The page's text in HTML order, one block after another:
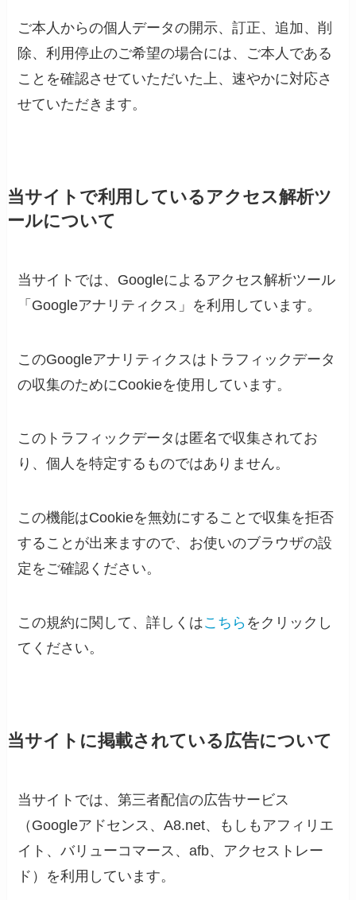
ご本人からの個人データの開示、訂正、追加、削
除、利用停止のご希望の場合には、ご本人である
ことを確認させていただいた上、速やかに対応さ
せていただきます。
当サイトで利用しているアクセス解析ツ
ールについて
当サイトでは、Googleによるアクセス解析ツール
「Googleアナリティクス」を利用しています。
このGoogleアナリティクスはトラフィックデータ
の収集のためにCookieを使用しています。
このトラフィックデータは匿名で収集されてお
り、個人を特定するものではありません。
この機能はCookieを無効にすることで収集を拒否
することが出来ますので、お使いのブラウザの設
定をご確認ください。
この規約に関して、詳しくはこちら をクリックし
てください。
当サイトに掲載されている広告について
当サイトでは、第三者配信の広告サービス
（Googleアドセンス、A8.net、もしもアフィリエ
イト、バリューコマース、afb、アクセストレー
ド）を利用しています。